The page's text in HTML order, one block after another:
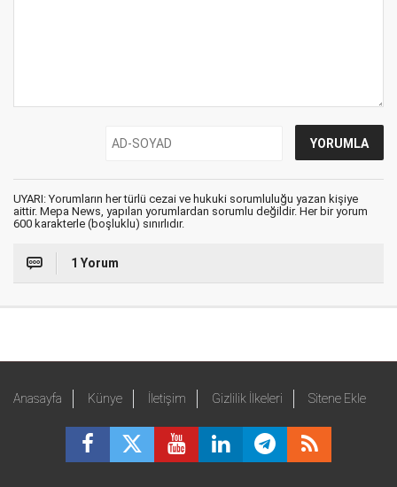
UYARI: Yorumların her türlü cezai ve hukuki sorumluluğu yazan kişiye
aittir. Mepa News, yapılan yorumlardan sorumlu değildir. Her bir yorum
600 karakterle (boşluklu) sınırlıdır.
1 Yorum
Anasayfa Künye İletişim Gizlilik İlkeleri Sitene Ekle